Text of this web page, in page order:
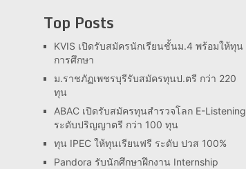
Top Posts
KVIS เปิดรับสมัครนักเรียนชั้นม.4 พร้อมให้ทุน
การศึกษา
ม.ราชภัฏเพชรบุรีรับสมัครทุนป.ตรี กว่า 220
ทุน
ABAC เปิดรับสมัครทุนสำรวจโลก E-Listening
ระดับปริญญาตรี กว่า 100 ทุน
ทุน IPEC ให้ทุนเรียนฟรี ระดับ ปวส 100%
Pandora รับนักศึกษาฝึกงาน Internship